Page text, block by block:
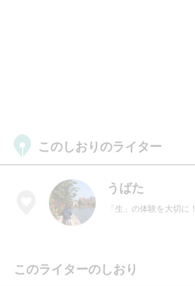
このしおりのライター
うばた
「生」の体験を大切に！
このライターのしおり